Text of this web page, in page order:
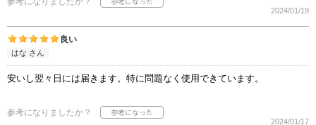
2024/01/19
良い
はな さん
安いし翌々日には届きます。特に問題なく使用できています。
参考になりましたか？
2024/01/17